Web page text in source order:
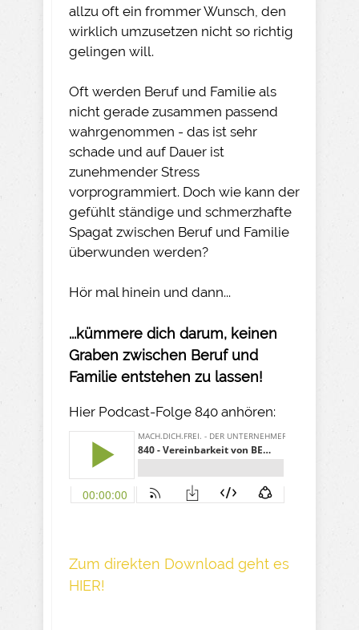
allzu oft ein frommer Wunsch, den
wirklich umzusetzen nicht so richtig
gelingen will.
Oft werden Beruf und Familie als
nicht gerade zusammen passend
wahrgenommen - das ist sehr
schade und auf Dauer ist
zunehmender Stress
vorprogrammiert. Doch wie kann der
gefühlt ständige und schmerzhafte
Spagat zwischen Beruf und Familie
überwunden werden?
Hör mal hinein und dann...
...kümmere dich darum, keinen
Graben zwischen Beruf und
Familie entstehen zu lassen!
Hier Podcast-Folge 840 anhören:
Z um direkte n Download geh t es
HIER!